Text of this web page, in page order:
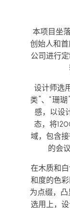
本项目坐
创始人和首
公司进行
设计师选
类”、“珊
感，以设
态，将
域，包含
的会
在木质和
和度的色
为点缀，
选用上，